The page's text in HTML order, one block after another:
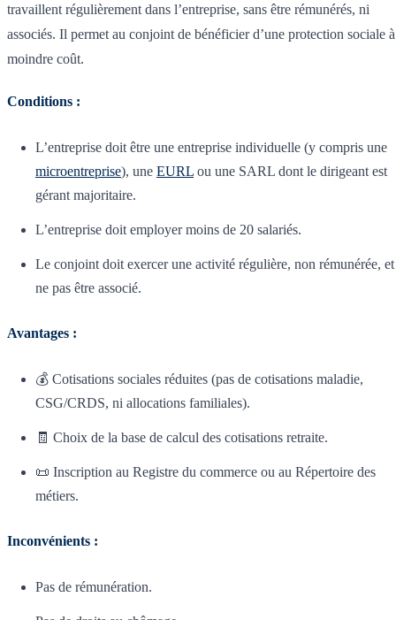
travaillent régulièrement dans l’entreprise, sans être rémunérés, ni
associés. Il permet au conjoint de bénéficier d’une protection sociale à
moindre coût.
Conditions :
L’entreprise doit être une entreprise individuelle (y compris une
microentreprise), une EURL ou une SARL dont le dirigeant est
gérant majoritaire.
L’entreprise doit employer moins de 20 salariés.
Le conjoint doit exercer une activité régulière, non rémunérée, et
ne pas être associé.
Avantages :
💰 Cotisations sociales réduites (pas de cotisations maladie,
CSG/CRDS, ni allocations familiales).
🧾 Choix de la base de calcul des cotisations retraite.
📜 Inscription au Registre du commerce ou au Répertoire des
métiers.
Inconvénients :
Pas de rémunération.